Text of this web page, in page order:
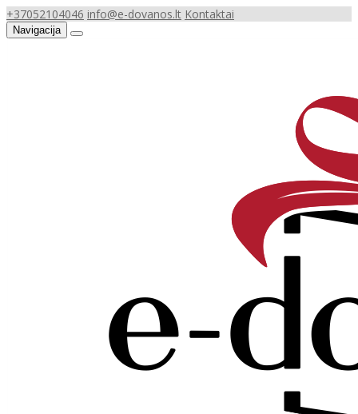
+37052104046 info@e-dovanos.lt Kontaktai
Navigacija